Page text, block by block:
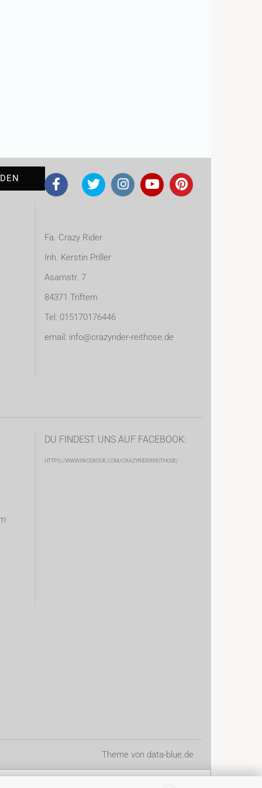
Fa. Crazy Rider
Inh. Kerstin Priller
Asamstr. 7
84371 Triftern
Tel: 015170176446
email: info@crazyrider-reithose.de
DU FINDEST UNS AUF FACEBOOK:
HTTPS://WWW.FACEBOOK.COM/CRAZYRIDERREITHOSE/
Theme von data-blue.de